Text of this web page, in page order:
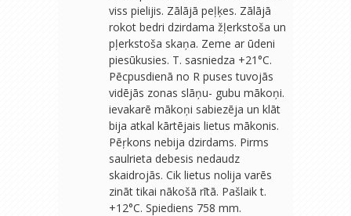
viss pielijis. Zālājā peļķes. Zālājā
rokot bedri dzirdama žļerkstoša un
pļerkstoša skaņa. Zeme ar ūdeni
piesūkusies. T. sasniedza +21°C.
Pēcpusdienā no R puses tuvojās
vidējās zonas slāņu- gubu mākoņi.
ievakarē mākoņi sabiezēja un klāt
bija atkal kārtējais lietus mākonis.
Pēŗkons nebija dzirdams. Pirms
saulrieta debesis nedaudz
skaidrojās. Cik lietus nolija varēs
zināt tikai nākošā rītā. Pašlaik t.
+12°C. Spiediens 758 mm.